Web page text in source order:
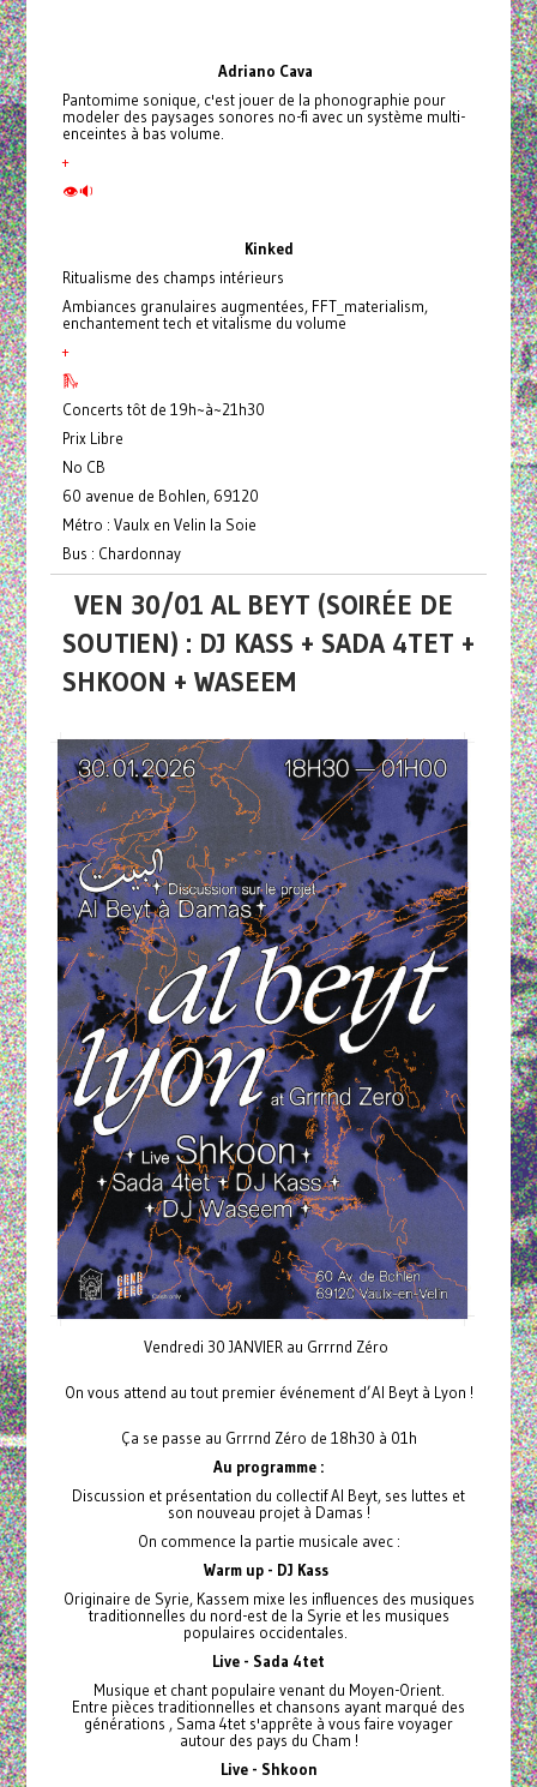
Adriano Cava
Pantomime sonique, c'est jouer de la phonographie pour
modeler des paysages sonores no-fi avec un système multi-
enceintes à bas volume.
+
👁🔉
Kinked
Ritualisme des champs intérieurs
Ambiances granulaires augmentées, FFT_materialism,
enchantement tech et vitalisme du volume
+
🛝
Concerts tôt de 19h~à~21h30
Prix Libre
No CB
60 avenue de Bohlen, 69120
Métro : Vaulx en Velin la Soie
Bus : Chardonnay
VEN 30/01 AL BEYT (SOIRÉE DE
SOUTIEN) : DJ KASS + SADA 4TET +
SHKOON + WASEEM
Vendredi 30 JANVIER au Grrrnd Zéro
On vous attend au tout premier événement d’Al Beyt à Lyon !
Ça se passe au Grrrnd Zéro de 18h30 à 01h
Au programme :
Discussion et présentation du collectif Al Beyt, ses luttes et
son nouveau projet à Damas !
On commence la partie musicale avec :
Warm up - DJ Kass
Originaire de Syrie, Kassem mixe les influences des musiques
traditionnelles du nord-est de la Syrie et les musiques
populaires occidentales.
Live - Sada 4tet
Musique et chant populaire venant du Moyen-Orient.
Entre pièces traditionnelles et chansons ayant marqué des
générations , Sama 4tet s'apprête à vous faire voyager
autour des pays du Cham !
Live - Shkoon